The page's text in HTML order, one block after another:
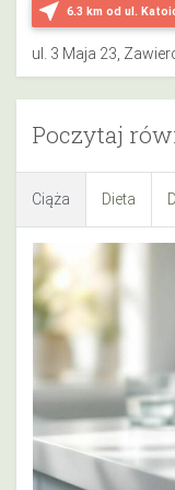
near_me 6.3 km od ul.
ul. 3 Maja 23,
Poczytaj
Ciąża Dieta